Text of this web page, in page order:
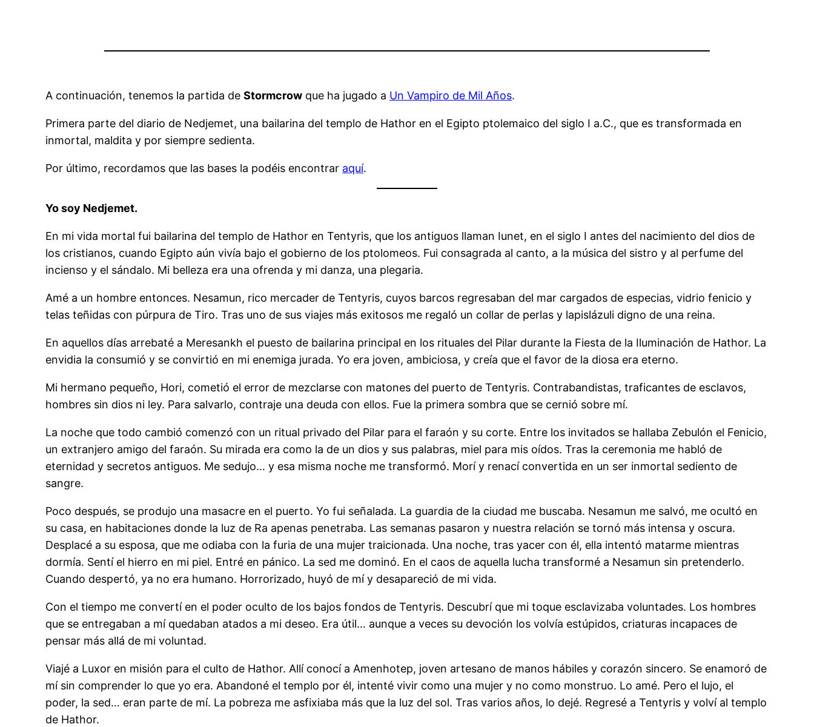
A continuación, tenemos la partida deStormcrow que ha jugado a Un Vampiro de Mil Años.
Primera parte del diario de Nedjemet, una bailarina del templo de Hathor en el Egipto ptolemaico del siglo I a.C., que es transformada en
inmortal, maldita y por siempre sedienta.
Por último, recordamos que las bases la podéis encontrar aquí.
Yo soy Nedjemet.
En mi vida mortal fui bailarina del templo de Hathor en Tentyris, que los antiguos llaman Iunet, en el siglo I antes del nacimiento del dios de
los cristianos, cuando Egipto aún vivía bajo el gobierno de los ptolomeos. Fui consagrada al canto, a la música del sistro y al perfume del
incienso y el sándalo. Mi belleza era una ofrenda y mi danza, una plegaria.
Amé a un hombre entonces. Nesamun, rico mercader de Tentyris, cuyos barcos regresaban del mar cargados de especias, vidrio fenicio y
telas teñidas con púrpura de Tiro. Tras uno de sus viajes más exitosos me regaló un collar de perlas y lapislázuli digno de una reina.
En aquellos días arrebaté a Meresankh el puesto de bailarina principal en los rituales del Pilar durante la Fiesta de la Iluminación de Hathor. La
envidia la consumió y se convirtió en mi enemiga jurada. Yo era joven, ambiciosa, y creía que el favor de la diosa era eterno.
Mi hermano pequeño, Hori, cometió el error de mezclarse con matones del puerto de Tentyris. Contrabandistas, traficantes de esclavos,
hombres sin dios ni ley. Para salvarlo, contraje una deuda con ellos. Fue la primera sombra que se cernió sobre mí.
La noche que todo cambió comenzó con un ritual privado del Pilar para el faraón y su corte. Entre los invitados se hallaba Zebulón el Fenicio,
un extranjero amigo del faraón. Su mirada era como la de un dios y sus palabras, miel para mis oídos. Tras la ceremonia me habló de
eternidad y secretos antiguos. Me sedujo… y esa misma noche me transformó. Morí y renací convertida en un ser inmortal sediento de
sangre.
Poco después, se produjo una masacre en el puerto. Yo fui señalada. La guardia de la ciudad me buscaba. Nesamun me salvó, me ocultó en
su casa, en habitaciones donde la luz de Ra apenas penetraba. Las semanas pasaron y nuestra relación se tornó más intensa y oscura.
Desplacé a su esposa, que me odiaba con la furia de una mujer traicionada. Una noche, tras yacer con él, ella intentó matarme mientras
dormía. Sentí el hierro en mi piel. Entré en pánico. La sed me dominó. En el caos de aquella lucha transformé a Nesamun sin pretenderlo.
Cuando despertó, ya no era humano. Horrorizado, huyó de mí y desapareció de mi vida.
Con el tiempo me convertí en el poder oculto de los bajos fondos de Tentyris. Descubrí que mi toque esclavizaba voluntades. Los hombres
que se entregaban a mí quedaban atados a mi deseo. Era útil… aunque a veces su devoción los volvía estúpidos, criaturas incapaces de
pensar más allá de mi voluntad.
Viajé a Luxor en misión para el culto de Hathor. Allí conocí a Amenhotep, joven artesano de manos hábiles y corazón sincero. Se enamoró de
mí sin comprender lo que yo era. Abandoné el templo por él, intenté vivir como una mujer y no como monstruo. Lo amé. Pero el lujo, el
poder, la sed… eran parte de mí. La pobreza me asfixiaba más que la luz del sol. Tras varios años, lo dejé. Regresé a Tentyris y volví al templo
de Hathor.